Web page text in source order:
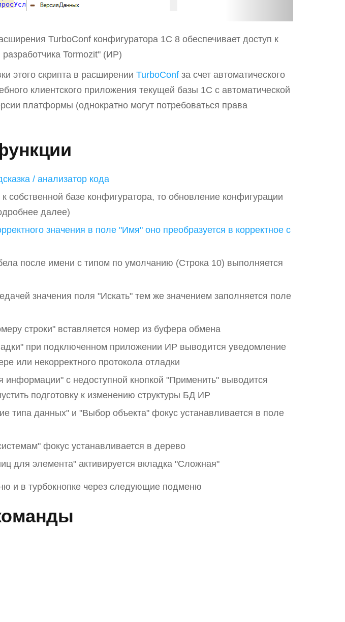
TurboConf конфигуратора 1С 8 обеспечивает доступ к
Tormozit" (ИР)
этого скрипта в расширении TurboConf за счет автоматического
клиентского приложения текущей базы 1С с автоматической
платформы (однократно могут потребоваться права
/ анализатор кода
базе конфигуратора, то обновление конфигурации
далее)
значения в поле "Имя" оно преобразуется в корректное с
после имени с типом по умолчанию (Строка 10) выполняется
значения поля "Искать" тем же значением заполняется поле
строки" вставляется номер из буфера обмена
при подключенном приложении ИР выводится уведомление
или некорректного протокола отладки
информации" с недоступной кнопкой "Применить" выводится
подготовку к изменению структуры БД ИР
типа данных" и "Выбор объекта" фокус устанавливается в поле
фокус устанавливается в дерево
для элемента" активируется вкладка "Сложная"
и в турбокнопке через следующие подменю